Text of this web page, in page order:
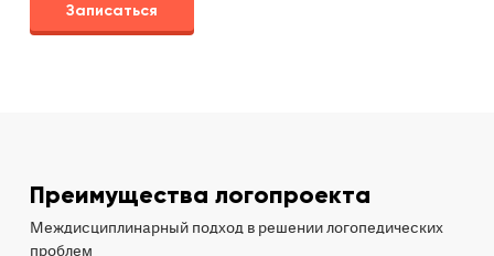
Записаться
Преимущества логопроекта
Междисциплинарный подход в решении логопедических
проблем